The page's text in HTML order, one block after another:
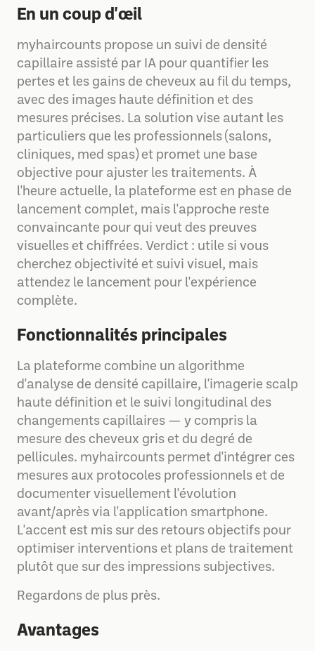
En un coup d'œil
myhaircounts propose un suivi de densité
capillaire assisté par IA pour quantifier les
pertes et les gains de cheveux au fil du temps,
avec des images haute définition et des
mesures précises. La solution vise autant les
particuliers que les professionnels (salons,
cliniques, med spas) et promet une base
objective pour ajuster les traitements. À
l'heure actuelle, la plateforme est en phase de
lancement complet, mais l'approche reste
convaincante pour qui veut des preuves
visuelles et chiffrées. Verdict : utile si vous
cherchez objectivité et suivi visuel, mais
attendez le lancement pour l'expérience
complète.
Fonctionnalités principales
La plateforme combine un algorithme
d'analyse de densité capillaire, l'imagerie scalp
haute définition et le suivi longitudinal des
changements capillaires — y compris la
mesure des cheveux gris et du degré de
pellicules. myhaircounts permet d'intégrer ces
mesures aux protocoles professionnels et de
documenter visuellement l'évolution
avant/après via l'application smartphone.
L'accent est mis sur des retours objectifs pour
optimiser interventions et plans de traitement
plutôt que sur des impressions subjectives.
Regardons de plus près.
Avantages